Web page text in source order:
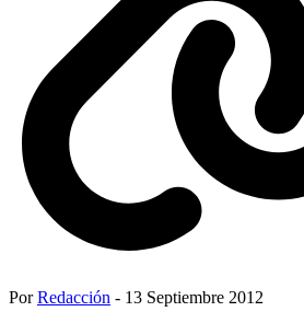
PorRedacción - 13 Septiembre 2012